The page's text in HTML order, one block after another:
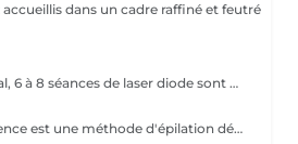
Pour un résultat optimal, 6 à 8 séances de laser diode sont généralement recommandées. En cas de pilosité plus dense, quelques séances supplémentaires peuvent être nécessaires. Recommandations avant chaque séance : - Raser la zone concernée 24h à 48h avant le rendez-vous - Ne pas utiliser de cire, d'épilateur électrique ou de pince à épiler durant les 6 semaines précédant le début du traitement (le rasoir ou les ciseaux restent autorisés) En fin de traitement, 5 à 10 % des poils peuvent subsister. Ceux-ci seront éliminés lors des séances d'entretien, à raison de 1 à 2 fois par an. Le laser traite tous les types de peau, de la plus claire à la plus foncée, ainsi que la majorité des types de poils, à l'exception des poils blancs, qui ne contiennent pas de mélanine.
L'épilation haute-fréquence est une méthode d'épilation définitive au poil par poil. Plus clairement, l'épilation haute fréquence est une évolution de l'épilation électrique aussi appelée électrolyse. Vous l'aurez compris, il s'agit d'une alternative efficace pour tous les types de poils. Notamment les poils blonds, blancs et roux qui ne sont donc pas éligibles à l'épilation laser. Les zones les plus traitées sont les zones du visage. 3€ la minute